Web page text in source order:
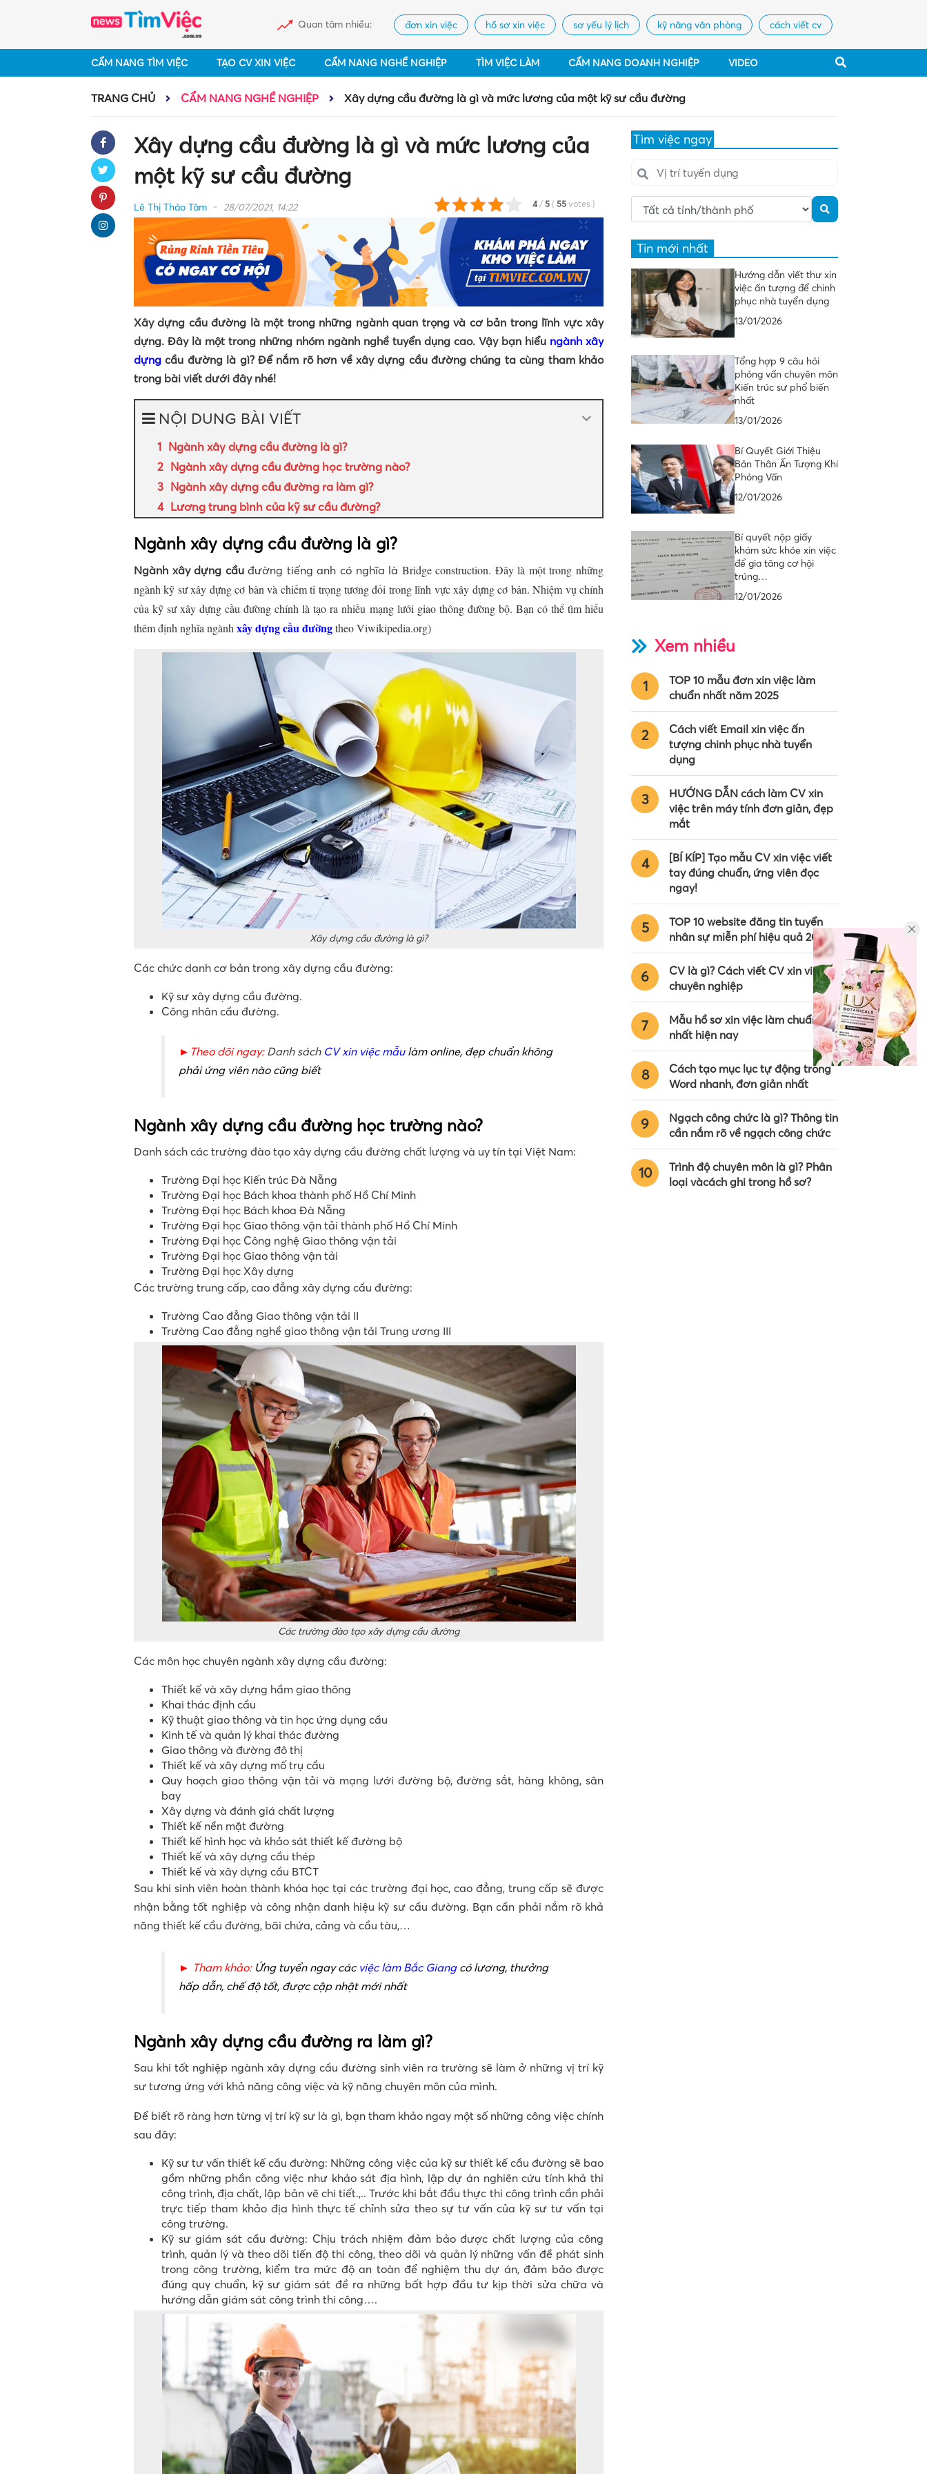
Quan tâm nhiều: đơn xin việc hồ sơ xin việc sơ yếu lý lịch kỹ năng văn phòng cách viết cv
CẨM NANG TÌM VIỆC TẠO CV XIN VIỆC CẨM NANG NGHỀ NGHIỆP TÌM VIỆC LÀM CẨM NANG DOANH NGHIỆP VIDEO
TRANG CHỦ CẨM NANG NGHỀ NGHIỆP Xây dựng cầu đường là gì và mức lương của một kỹ sư cầu đường
Xây dựng cầu đường là gì và mức lương của
một kỹ sư cầu đường
4 / 5 ( 55 votes )
Lê Thị Thảo Tâm 28/07/2021, 14:22
Xây dựng cầu đường là một trong những ngành quan trọng và cơ bản trong lĩnh vực xây
dựng. Đây là một trong những nhóm ngành nghề tuyển dụng cao. Vậy bạn hiểu ngành xây
dựngcầu đường là gì? Để nắm rõ hơn về xây dựng cầu đường chúng ta cùng tham khảo
trong bài viết dưới đây nhé!
NỘI DUNG BÀI VIẾT
Ngành xây dựng cầu đường là gì?
Ngành xây dựng cầu đường học trường nào?
Ngành xây dựng cầu đường ra làm gì?
Lương trung bình của kỹ sư cầu đường?
Ngành xây dựng cầu đường là gì?
Ngành xây dựng cầuđường tiếng anh có nghĩa là Bridge construction. Đây là một trong những
ngành kỹ sư xây dựng cơ bản và chiếm tỉ trọng tương đối trong lĩnh vực xây dựng cơ bản. Nhiệm vụ chính
của kỹ sư xây dựng cầu đường chính là tạo ra nhiều mạng lưới giao thông đường bộ. Bạn có thể tìm hiểu
thêm định nghĩa ngànhxây dựng cầu đườngtheo Viwikipedia.org)
Xây dựng cầu đường là gì?
Các chức danh cơ bản trong xây dựng cầu đường:
Kỹ sư xây dựng cầu đường.
Công nhân cầu đường.
►Theo dõi ngay: Danh sách CV xin việc mẫulàm online, đẹp chuẩn không
phải ứng viên nào cũng biết
Ngành xây dựng cầu đường học trường nào?
Danh sách các trường đào tạo xây dựng cầu đường chất lượng và uy tín tại Việt Nam:
Trường Đại học Kiến trúc Đà Nẵng
Trường Đại học Bách khoa thành phố Hồ Chí Minh
Trường Đại học Bách khoa Đà Nẵng
Trường Đại học Giao thông vận tải thành phố Hồ Chí Minh
Trường Đại học Công nghệ Giao thông vận tải
Trường Đại học Giao thông vận tải
Trường Đại học Xây dựng
Các trường trung cấp, cao đẳng xây dựng cầu đường:
Trường Cao đẳng Giao thông vận tải II
Trường Cao đẳng nghề giao thông vận tải Trung ương III
Các trường đào tạo xây dựng cầu đường
Các môn học chuyên ngành xây dựng cầu đường:
Thiết kế và xây dựng hầm giao thông
Khai thác định cầu
Kỹ thuật giao thông và tin học ứng dụng cầu
Kinh tế và quản lý khai thác đường
Giao thông và đường đô thị
Thiết kế và xây dựng mố trụ cầu
Quy hoạch giao thông vận tải và mạng lưới đường bộ, đường sắt, hàng không, sân
bay
Xây dựng và đánh giá chất lượng
Thiết kế nền mặt đường
Thiết kế hình học và khảo sát thiết kế đường bộ
Thiết kế và xây dựng cầu thép
Thiết kế và xây dựng cầu BTCT
Sau khi sinh viên hoàn thành khóa học tại các trường đại học, cao đẳng, trung cấp sẽ được
nhận bằng tốt nghiệp và công nhận danh hiệu kỹ sư cầu đường. Bạn cần phải nắm rõ khả
năng thiết kế cầu đường, bãi chứa, cảng và cầu tàu,…
► Tham khảo: Ứng tuyển ngay các việc làm Bắc Giangcó lương, thưởng
hấp dẫn, chế độ tốt, được cập nhật mới nhất
Ngành xây dựng cầu đường ra làm gì?
Sau khi tốt nghiệp ngành xây dựng cầu đường sinh viên ra trường sẽ làm ở những vị trí kỹ
sư tương ứng với khả năng công việc và kỹ năng chuyên môn của mình.
Để biết rõ ràng hơn từng vị trí kỹ sư là gì, bạn tham khảo ngay một số những công việc chính
sau đây:
Kỹ sư tư vấn thiết kế cầu đường: Những công việc của kỹ sư thiết kế cầu đường sẽ bao
gồm những phần công việc như khảo sát địa hình, lập dự án nghiên cứu tính khả thi
công trình, địa chất, lập bản vẽ chi tiết.,.. Trước khi bắt đầu thực thi công trình cần phải
trực tiếp tham khảo địa hình thực tế chỉnh sửa theo sự tư vấn của kỹ sư tư vấn tại
công trường.
Kỹ sư giám sát cầu đường: Chịu trách nhiệm đảm bảo được chất lượng của công
trình, quản lý và theo dõi tiến độ thi công, theo dõi và quản lý những vấn đề phát sinh
trong công trường, kiểm tra mức độ an toàn để nghiệm thu dự án, đảm bảo được
đúng quy chuẩn, kỹ sư giám sát đề ra những bất hợp đầu tư kịp thời sửa chữa và
hướng dẫn giám sát công trình thi công….
Tìm việc ngay
Tin mới nhất
Hướng dẫn viết thư xin
việc ấn tượng để chinh
phục nhà tuyển dụng
13/01/2026
Tổng hợp 9 câu hỏi
phỏng vấn chuyên môn
Kiến trúc sư phổ biến
nhất
13/01/2026
Bí Quyết Giới Thiệu
Bản Thân Ấn Tượng Khi
Phỏng Vấn
12/01/2026
Bí quyết nộp giấy
khám sức khỏe xin việc
để gia tăng cơ hội
trúng…
12/01/2026
Xem nhiều
1
TOP 10 mẫu đơn xin việc làm
chuẩn nhất năm 2025
2
Cách viết Email xin việc ấn
tượng chinh phục nhà tuyển
dụng
3
HƯỚNG DẪN cách làm CV xin
việc trên máy tính đơn giản, đẹp
mắt
4
[BÍ KÍP] Tạo mẫu CV xin việc viết
tay đúng chuẩn, ứng viên đọc
ngay!
5
TOP 10 website đăng tin tuyển
nhân sự miễn phí hiệu quả 2024
6
CV là gì? Cách viết CV xin việc
chuyên nghiệp
7
Mẫu hồ sơ xin việc làm chuẩn
nhất hiện nay
8
Cách tạo mục lục tự động trong
Word nhanh, đơn giản nhất
9
Ngạch công chức là gì? Thông tin
cần nắm rõ về ngạch công chức
10
Trình độ chuyên môn là gì? Phân
loại vàcách ghi trong hồ sơ?